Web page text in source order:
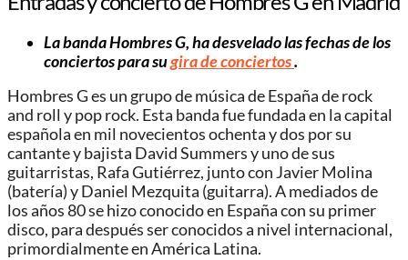
La banda Hombres G, ha desvelado las fechas de los
conciertos para sugira de conciertos.
Hombres G es un grupo de música de España de rock
and roll y pop rock. Esta banda fue fundada en la capital
española en mil novecientos ochenta y dos por su
cantante y bajista David Summers y uno de sus
guitarristas, Rafa Gutiérrez, junto con Javier Molina
(batería) y Daniel Mezquita (guitarra). A mediados de
los años 80 se hizo conocido en España con su primer
disco, para después ser conocidos a nivel internacional,
primordialmente en América Latina.